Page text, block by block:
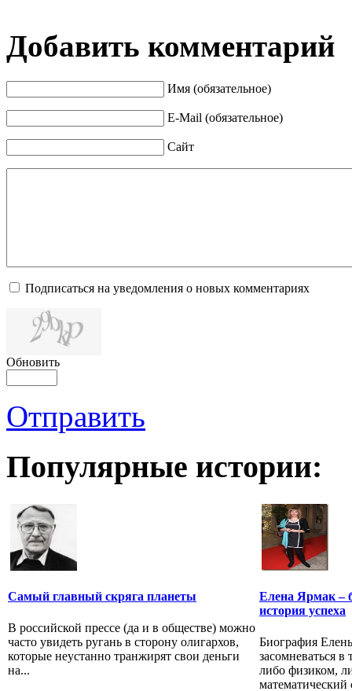
Добавить комментарий
Имя (обязательное)
E-Mail (обязательное)
Сайт
Подписаться на уведомления о новых комментариях
Обновить
Отправить
Популярные истории:
Самый главный скряга планеты
В российской прессе (да и в обществе) можно
часто увидеть ругань в сторону олигархов,
которые неустанно транжирят свои деньги
на...
Елена Ярмак –
история успеха
Биография
засомневаться
либо физиком,
математический